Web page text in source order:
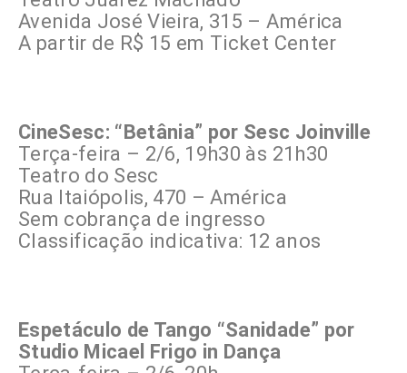
Avenida José Vieira, 315 – América
A partir de R$ 15 em Ticket Center
CineSesc: “Betânia” por Sesc Joinville
Terça-feira – 2/6, 19h30 às 21h30
Teatro do Sesc
Rua Itaiópolis, 470 – América
Sem cobrança de ingresso
Classificação indicativa: 12 anos
Espetáculo de Tango “Sanidade” por
Studio Micael Frigo in Dança